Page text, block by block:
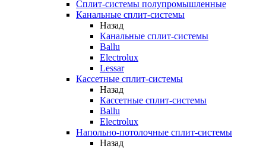
Сплит-системы полупромышленные
Канальные сплит-системы
Назад
Канальные сплит-системы
Ballu
Electrolux
Lessar
Кассетные сплит-системы
Назад
Кассетные сплит-системы
Ballu
Electrolux
Напольно-потолочные сплит-системы
Назад